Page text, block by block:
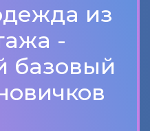
из
-
базовый